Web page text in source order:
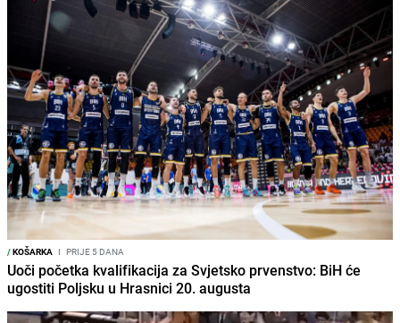
/KOŠARKA I PRIJE 5 DANA
Uoči početka kvalifikacija za Svjetsko prvenstvo: BiH će
ugostiti Poljsku u Hrasnici 20. augusta